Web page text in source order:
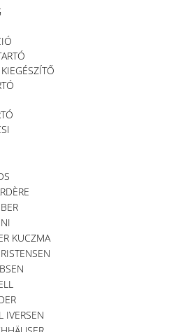
KUCZMA
IVERSEN